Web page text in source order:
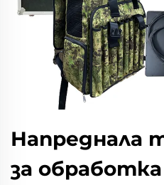
Напреднала
за